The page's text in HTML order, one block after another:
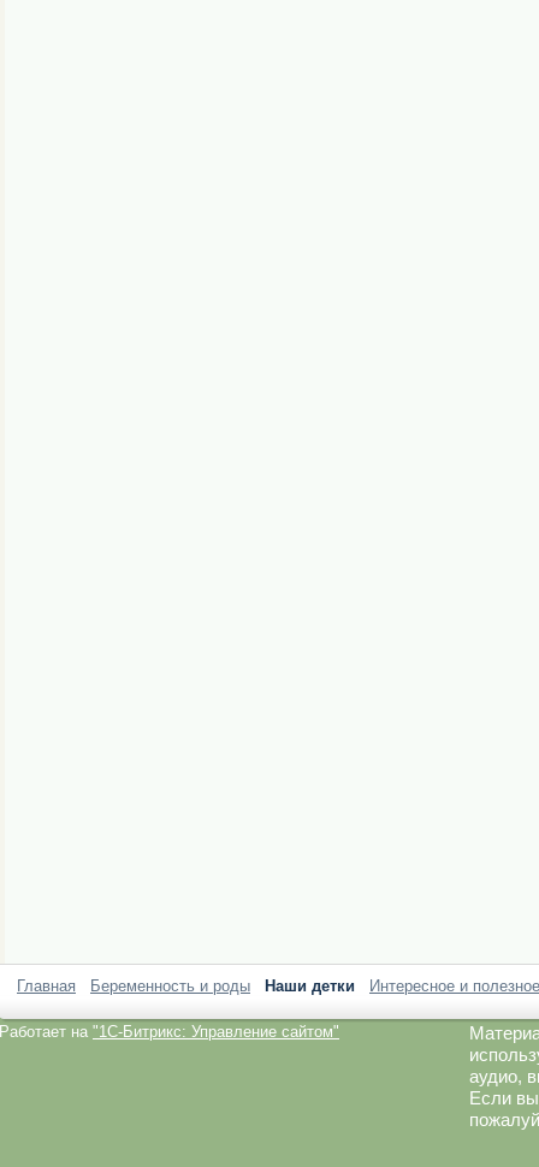
Главная Беременность и роды Наши детки Интересное и полезное
Работает на "1C-Битрикс: Управление сайтом"
аудио,
Если вы